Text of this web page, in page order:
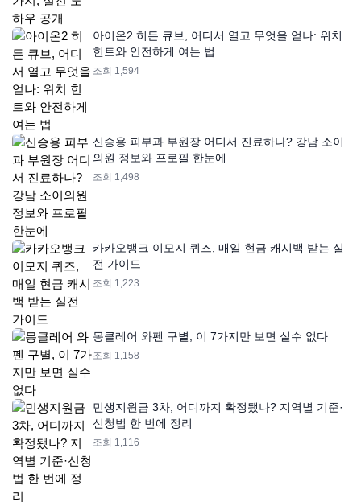
아이온2 히든 큐브, 어디서 열고 무엇을 얻나: 위치
힌트와 안전하게 여는 법
조회 1,594
신승용 피부과 부원장 어디서 진료하나? 강남 소이
의원 정보와 프로필 한눈에
조회 1,498
카카오뱅크 이모지 퀴즈, 매일 현금 캐시백 받는 실
전 가이드
조회 1,223
몽클레어 와펜 구별, 이 7가지만 보면 실수 없다
조회 1,158
민생지원금 3차, 어디까지 확정됐나? 지역별 기준·
신청법 한 번에 정리
조회 1,116